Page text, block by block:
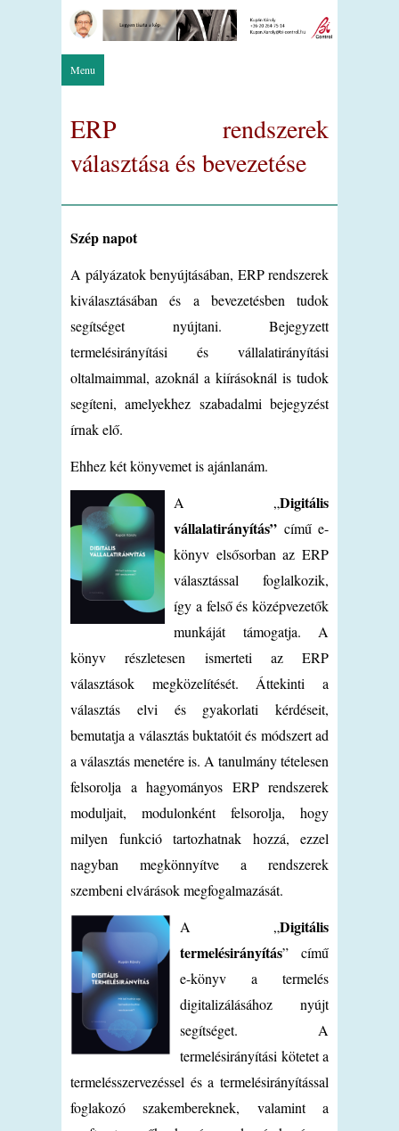
Menu
ERP rendszerek
választása és bevezetése
Szép napot
A pályázatok benyújtásában, ERP rendszerek
kiválasztásában és a bevezetésben tudok
segítséget nyújtani. Bejegyzett
termelésirányítási és vállalatirányítási
oltalmaimmal, azoknál a kiírásoknál is tudok
segíteni, amelyekhez szabadalmi bejegyzést
írnak elő.
Ehhez két könyvemet is ajánlanám.
A „Digitális
vállalatirányítás” című e-
könyv elsősorban az ERP
választással foglalkozik,
így a felső és középvezetők
munkáját támogatja. A
könyv részletesen ismerteti az ERP
választások megközelítését. Áttekinti a
választás elvi és gyakorlati kérdéseit,
bemutatja a választás buktatóit és módszert ad
a választás menetére is. A tanulmány tételesen
felsorolja a hagyományos ERP rendszerek
moduljait, modulonként felsorolja, hogy
milyen funkció tartozhatnak hozzá, ezzel
nagyban megkönnyítve a rendszerek
szembeni elvárások megfogalmazását.
A „Digitális
termelésirányítás” című
e-könyv a termelés
digitalizálásához nyújt
segítséget. A
termelésirányítási kötetet a
termelésszervezéssel és a termelésirányítással
foglakozó szakembereknek, valamint a